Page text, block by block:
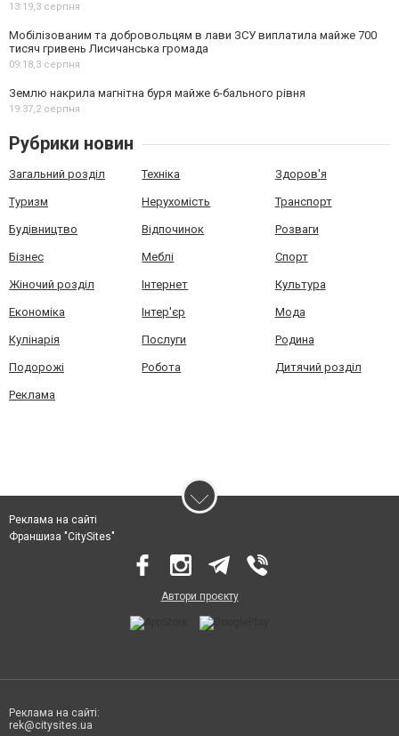
13:19,3 серпня
Мобілізованим та добровольцям в лави ЗСУ виплатила майже 700
тисяч гривень Лисичанська громада
09:18,3 серпня
Землю накрила магнітна буря майже 6-бального рівня
19:37,2 серпня
Рубрики новин
Загальний розділ Техніка Здоров'я
Туризм Нерухомість Транспорт
Будівництво Відпочинок Розваги
Бізнес Меблі Спорт
Жіночий розділ Інтернет Культура
Економіка Інтер'єр Мода
Кулінарія Послуги Родина
Подорожі Робота Дитячий розділ
Реклама
Реклама на сайті
Франшиза "CitySites"
Автори проєкту
Реклама на сайті:
rek@citysites.ua